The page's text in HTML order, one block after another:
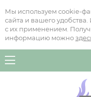
Мы используем cookie-
сайта и вашего
с их применением.
информацию можно